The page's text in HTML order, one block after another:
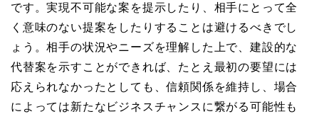
です。実現不可能な案を提示したり、相手にとって全
く意味のない提案をしたりすることは避けるべきでし
ょう。相手の状況やニーズを理解した上で、建設的な
代替案を示すことができれば、たとえ最初の要望には
応えられなかったとしても、信頼関係を維持し、場合
によっては新たなビジネスチャンスに繋がる可能性も